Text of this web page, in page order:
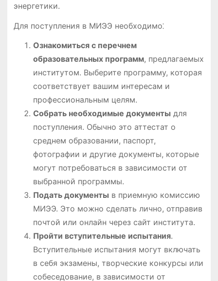
энергетики.
Для поступления в МИЭЭ необходимо⁚
Ознакомиться с перечнем
образовательных программ, предлагаемых
институтом. Выберите программу, которая
соответствует вашим интересам и
профессиональным целям.
Собрать необходимые документы для
поступления. Обычно это аттестат о
среднем образовании, паспорт,
фотографии и другие документы, которые
могут потребоваться в зависимости от
выбранной программы.
Подать документы в приемную комиссию
МИЭЭ. Это можно сделать лично, отправив
почтой или онлайн через сайт института.
Пройти вступительные испытания.
Вступительные испытания могут включать
в себя экзамены, творческие конкурсы или
собеседование, в зависимости от